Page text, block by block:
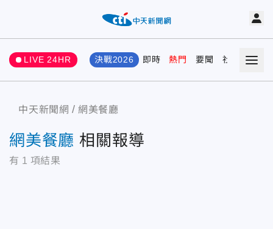
LIVE 24HR 決戰2026 即時 熱門 要聞 社會 娛樂
中天新聞網 網美餐廳
網美餐廳 相關報導
有 1 項結果